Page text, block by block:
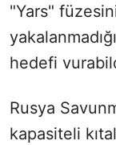
"Yars"
hedefi
Rusya
kapasiteli